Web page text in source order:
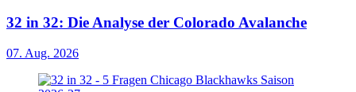
32 in 32: Die Analyse der Colorado Avalanche
07. Aug. 2026